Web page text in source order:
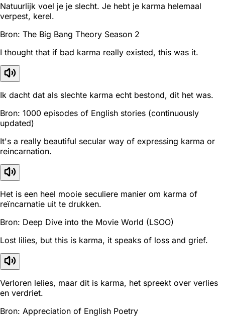
Natuurlijk voel je je slecht. Je hebt je karma helemaal
verpest, kerel.
Bron: The Big Bang Theory Season 2
I thought that if bad karma really existed, this was it.
Ik dacht dat als slechte karma echt bestond, dit het was.
Bron: 1000 episodes of English stories (continuously
updated)
It's a really beautiful secular way of expressing karma or
reincarnation.
Het is een heel mooie seculiere manier om karma of
reïncarnatie uit te drukken.
Bron: Deep Dive into the Movie World (LSOO)
Lost lilies, but this is karma, it speaks of loss and grief.
Verloren lelies, maar dit is karma, het spreekt over verlies
en verdriet.
Bron: Appreciation of English Poetry